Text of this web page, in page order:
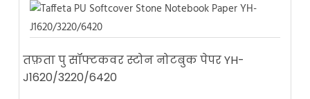
तफ़ता पु सॉफ्टकवर स्टोन नोटबुक पेपर YH-
J1620/3220/6420